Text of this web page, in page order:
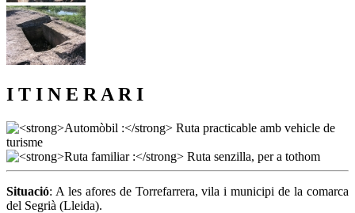
I T I N E R A R I
Situació: A les afores de Torrefarrera, vila i municipi de la comarca
del Segrià (Lleida).